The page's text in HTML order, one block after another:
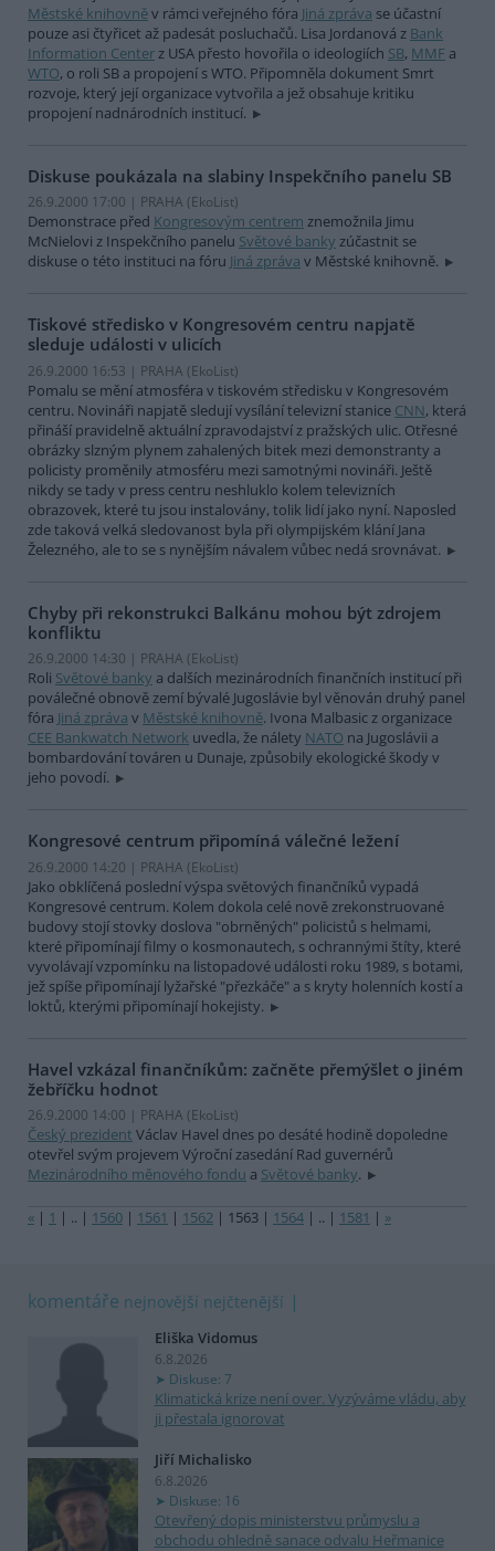
Městské knihovněv rámci veřejného fóra Jiná zpráva se účastní
pouze asi čtyřicet až padesát posluchačů. Lisa Jordanová z Bank
Information Centerz USA přesto hovořila o ideologiích SB, MMF a
WTO, o roli SB a propojení s WTO. Připomněla dokument Smrt
rozvoje, který její organizace vytvořila a jež obsahuje kritiku
propojení nadnárodních institucí.
Diskuse poukázala na slabiny Inspekčního panelu SB
26.9.2000 17:00 | PRAHA (EkoList)
Demonstrace před Kongresovým centrem znemožnila Jimu
McNielovi z Inspekčního panelu Světové banky zúčastnit se
diskuse o této instituci na fóru Jiná zpráva v Městské knihovně.
Tiskové středisko v Kongresovém centru napjatě
sleduje události v ulicích
26.9.2000 16:53 | PRAHA (EkoList)
Pomalu se mění atmosféra v tiskovém středisku v Kongresovém
centru. Novináři napjatě sledují vysílání televizní stanice CNN, která
přináší pravidelně aktuální zpravodajství z pražských ulic. Otřesné
obrázky slzným plynem zahalených bitek mezi demonstranty a
policisty proměnily atmosféru mezi samotnými novináři. Ještě
nikdy se tady v press centru neshluklo kolem televizních
obrazovek, které tu jsou instalovány, tolik lidí jako nyní. Naposled
zde taková velká sledovanost byla při olympijském klání Jana
Železného, ale to se s nynějším návalem vůbec nedá srovnávat.
Chyby při rekonstrukci Balkánu mohou být zdrojem
konfliktu
26.9.2000 14:30 | PRAHA (EkoList)
Roli Světové banky a dalších mezinárodních finančních institucí při
poválečné obnově zemí bývalé Jugoslávie byl věnován druhý panel
fóra Jiná zpráva v Městské knihovně. Ivona Malbasic z organizace
CEE Bankwatch Network uvedla, že nálety NATO na Jugoslávii a
bombardování továren u Dunaje, způsobily ekologické škody v
jeho povodí.
Kongresové centrum připomíná válečné ležení
26.9.2000 14:20 | PRAHA (EkoList)
Jako obklíčená poslední výspa světových finančníků vypadá
Kongresové centrum. Kolem dokola celé nově zrekonstruované
budovy stojí stovky doslova "obrněných" policistů s helmami,
které připomínají filmy o kosmonautech, s ochrannými štíty, které
vyvolávají vzpomínku na listopadové události roku 1989, s botami,
jež spíše připomínají lyžařské "přezkáče" a s kryty holenních kostí a
loktů, kterými připomínají hokejisty.
Havel vzkázal finančníkům: začněte přemýšlet o jiném
žebříčku hodnot
26.9.2000 14:00 | PRAHA (EkoList)
Český prezident Václav Havel dnes po desáté hodině dopoledne
otevřel svým projevem Výroční zasedání Rad guvernérů
Mezinárodního měnového fondu a Světové banky.
« | 1 | .. | 1560 | 1561 | 1562 | 1563 | 1564 | .. | 1581 | »
komentáře nejnovější nejčtenější
Eliška Vidomus
6.8.2026
Diskuse: 7
Klimatická krize není over. Vyzýváme vládu, aby
ji přestala ignorovat
Jiří Michalisko
6.8.2026
Diskuse: 16
Otevřený dopis ministerstvu průmyslu a
obchodu ohledně sanace odvalu Heřmanice